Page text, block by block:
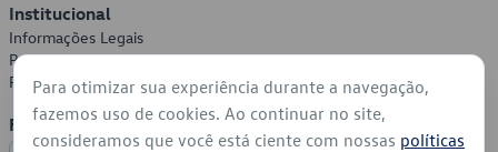
Institucional
Informações Legais
Política de Privacidade
Política de Cookies
Formas de Pagamento
Para otimizar sua experiência durante a navegação,
fazemos uso de cookies. Ao continuar no site,
consideramos que você está ciente com nossas políticas